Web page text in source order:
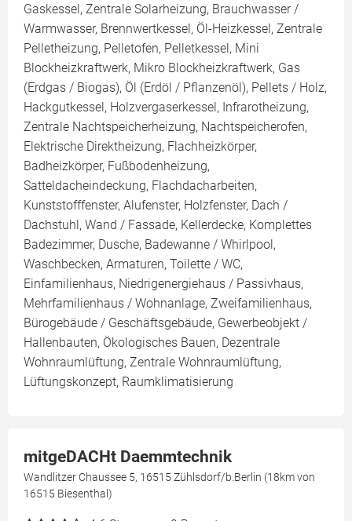
Gaskessel, Zentrale Solarheizung, Brauchwasser /
Warmwasser, Brennwertkessel, Öl-Heizkessel, Zentrale
Pelletheizung, Pelletofen, Pelletkessel, Mini
Blockheizkraftwerk, Mikro Blockheizkraftwerk, Gas
(Erdgas / Biogas), Öl (Erdöl / Pflanzenöl), Pellets / Holz,
Hackgutkessel, Holzvergaserkessel, Infrarotheizung,
Zentrale Nachtspeicherheizung, Nachtspeicherofen,
Elektrische Direktheizung, Flachheizkörper,
Badheizkörper, Fußbodenheizung,
Satteldacheindeckung, Flachdacharbeiten,
Kunststofffenster, Alufenster, Holzfenster, Dach /
Dachstuhl, Wand / Fassade, Kellerdecke, Komplettes
Badezimmer, Dusche, Badewanne / Whirlpool,
Waschbecken, Armaturen, Toilette / WC,
Einfamilienhaus, Niedrigenergiehaus / Passivhaus,
Mehrfamilienhaus / Wohnanlage, Zweifamilienhaus,
Bürogebäude / Geschäftsgebäude, Gewerbeobjekt /
Hallenbauten, Ökologisches Bauen, Dezentrale
Wohnraumlüftung, Zentrale Wohnraumlüftung,
Lüftungskonzept, Raumklimatisierung
mitgeDACHt Daemmtechnik
Wandlitzer Chaussee 5, 16515 Zühlsdorf/b.Berlin (18km von
16515 Biesenthal)